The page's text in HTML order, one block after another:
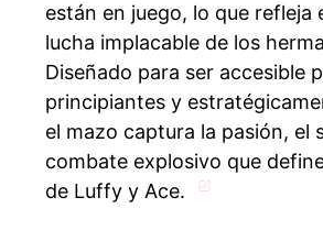
están en juego, lo que refleja
lucha implacable de los
Diseñado para ser accesible
principiantes y
el mazo captura la pasión, el
combate explosivo que
de Luffy y Ace.